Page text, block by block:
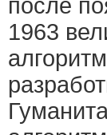
после
1963